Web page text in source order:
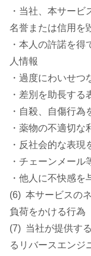
・当社、本サー
名誉または信用を
・本人の許諾を
人情報
・過度にわいせつ
・差別を助長する
・自殺、自傷行為
・薬物の不適切
・反社会的な表現
・チェーンメー
・他人に不快感を
(6) 本サービスの
負荷をかける行為
(7) 当社が提供す
るリバースエンジ